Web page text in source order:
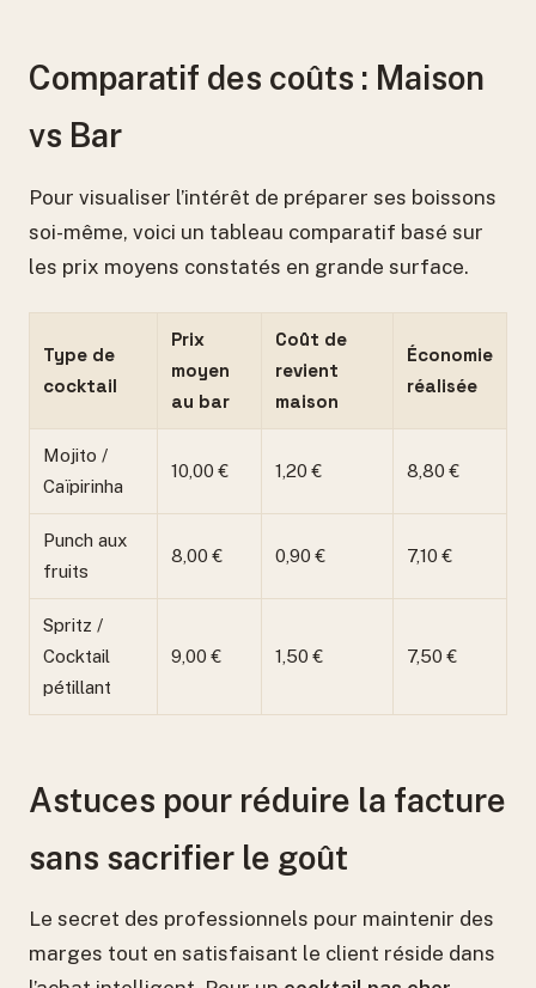
Comparatif des coûts : Maison
vs Bar
Pour visualiser l’intérêt de préparer ses boissons
soi-même, voici un tableau comparatif basé sur
les prix moyens constatés en grande surface.
Type de
cocktail
Prix
moyen
au bar
Coût de
revient
maison
Économie
réalisée
Mojito /
Caïpirinha
10,00 € 1,20 € 8,80 €
Punch aux
fruits
8,00 € 0,90 € 7,10 €
Spritz /
Cocktail
pétillant
9,00 € 1,50 € 7,50 €
Astuces pour réduire la facture
sans sacrifier le goût
Le secret des professionnels pour maintenir des
marges tout en satisfaisant le client réside dans